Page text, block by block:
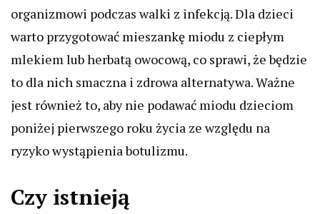
organizmowi podczas walki z infekcją. Dla dzieci
warto przygotować mieszankę miodu z ciepłym
mlekiem lub herbatą owocową, co sprawi, że będzie
to dla nich smaczna i zdrowa alternatywa. Ważne
jest również to, aby nie podawać miodu dzieciom
poniżej pierwszego roku życia ze względu na
ryzyko wystąpienia botulizmu.
Czy istnieją